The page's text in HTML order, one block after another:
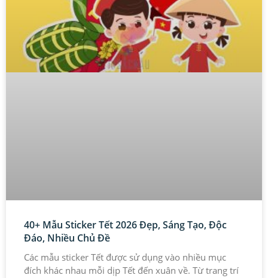
40+ Mẫu Sticker Tết 2026 Đẹp, Sáng Tạo, Độc
Đáo, Nhiều Chủ Đề
Các mẫu sticker Tết được sử dụng vào nhiều mục
đích khác nhau mỗi dịp Tết đến xuân về. Từ trang trí